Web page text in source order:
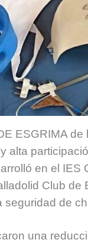
ESGRIMA
alta
en el
Club
de
una